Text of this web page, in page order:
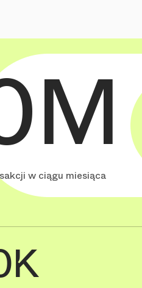
w ciągu miesiąca